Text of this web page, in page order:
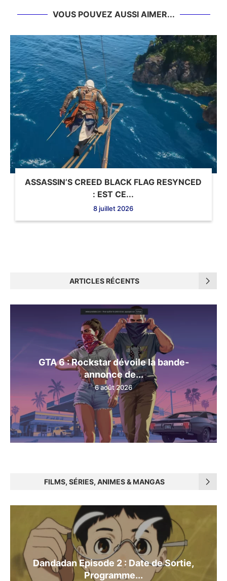
VOUS POUVEZ AUSSI AIMER...
ASSASSIN’S CREED BLACK FLAG RESYNCED
: EST CE...
8 juillet 2026
ARTICLES RÉCENTS
GTA 6 : Rockstar dévoile la bande-
annonce de...
6 août 2026
FILMS, SÉRIES, ANIMES & MANGAS
Dandadan Episode 2 : Date de Sortie,
Programme...